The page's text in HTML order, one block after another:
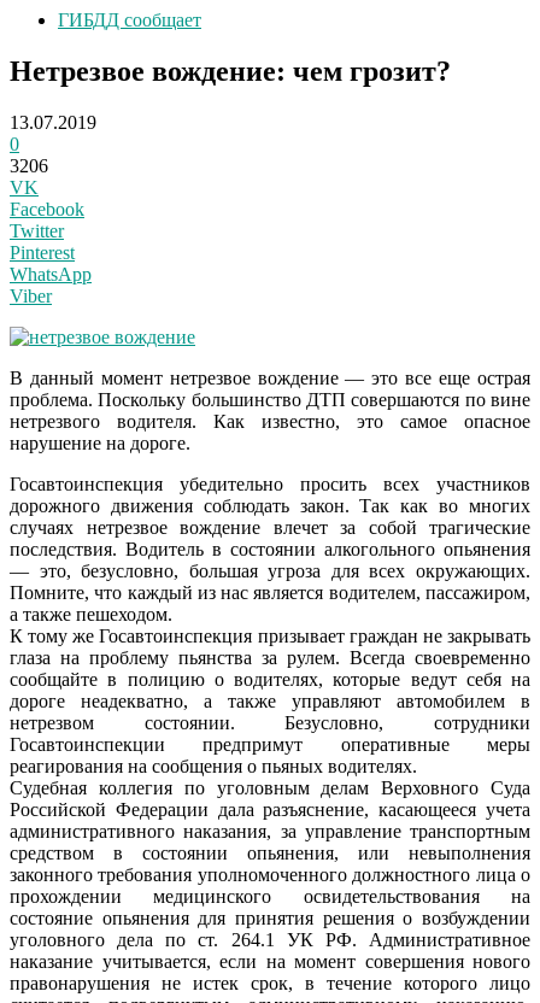
ГИБДД сообщает
Нетрезвое вождение: чем грозит?
13.07.2019
0
3206
VK
Facebook
Twitter
Pinterest
WhatsApp
Viber
В данный момент нетрезвое вождение — это все еще острая
проблема. Поскольку большинство ДТП совершаются по вине
нетрезвого водителя. Как известно, это самое опасное
нарушение на дороге.
Госавтоинспекция убедительно просить всех участников
дорожного движения соблюдать закон. Так как во многих
случаях нетрезвое вождение влечет за собой трагические
последствия. Водитель в состоянии алкогольного опьянения
— это, безусловно, большая угроза для всех окружающих.
Помните, что каждый из нас является водителем, пассажиром,
а также пешеходом.
К тому же Госавтоинспекция призывает граждан не закрывать
глаза на проблему пьянства за рулем. Всегда своевременно
сообщайте в полицию о водителях, которые ведут себя на
дороге неадекватно, а также управляют автомобилем в
нетрезвом состоянии. Безусловно, сотрудники
Госавтоинспекции предпримут оперативные меры
реагирования на сообщения о пьяных водителях.
Судебная коллегия по уголовным делам Верховного Суда
Российской Федерации дала разъяснение, касающееся учета
административного наказания, за управление транспортным
средством в состоянии опьянения, или невыполнения
законного требования уполномоченного должностного лица о
прохождении медицинского освидетельствования на
состояние опьянения для принятия решения о возбуждении
уголовного дела по ст. 264.1 УК РФ. Административное
наказание учитывается, если на момент совершения нового
правонарушения не истек срок, в течение которого лицо